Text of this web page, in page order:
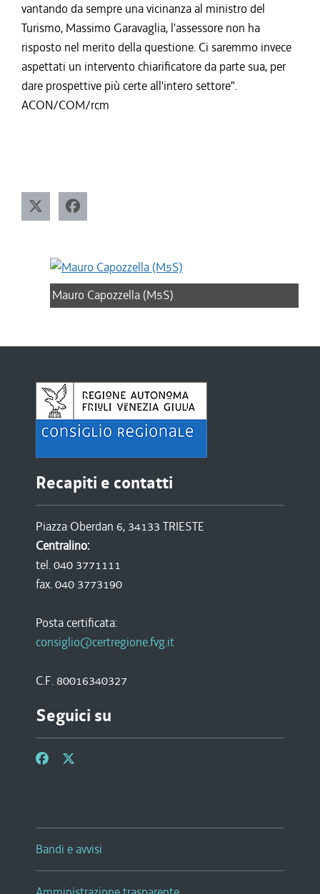
vantando da sempre una vicinanza al ministro del
Turismo, Massimo Garavaglia, l'assessore non ha
risposto nel merito della questione. Ci saremmo invece
aspettati un intervento chiarificatore da parte sua, per
dare prospettive più certe all'intero settore".
ACON/COM/rcm
Mauro Capozzella (M5S)
Recapiti e contatti
Piazza Oberdan 6, 34133 TRIESTE
Centralino:
tel. 040 3771111
fax. 040 3773190
Posta certificata:
consiglio@certregione.fvg.it
C.F. 80016340327
Seguici su
Bandi e avvisi